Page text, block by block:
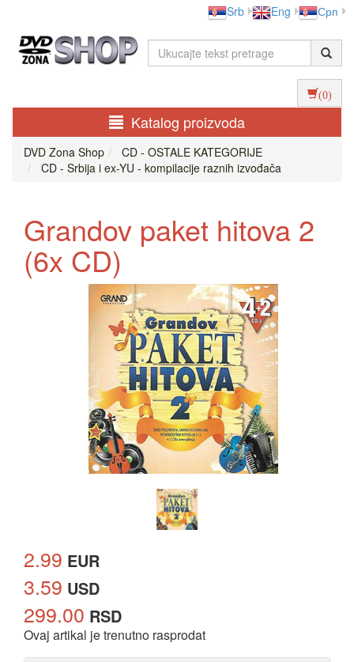
Srb Eng Срп
(0)
Katalog proizvoda
DVD Zona Shop
CD - OSTALE KATEGORIJE
CD - Srbija i ex-YU - kompilacije raznih izvođača
Grandov paket hitova 2
(6x CD)
2.99 EUR
3.59 USD
299.00 RSD
Ovaj artikal je trenutno rasprodat